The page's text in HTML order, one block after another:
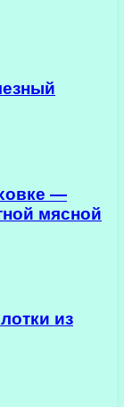
—
мясной
из